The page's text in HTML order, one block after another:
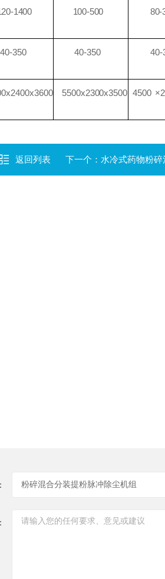
1400 100-500 80-
40-350 40-350 40-
5500x2300x3500 4500
返回列表 下一个： 水冷式药物粉碎